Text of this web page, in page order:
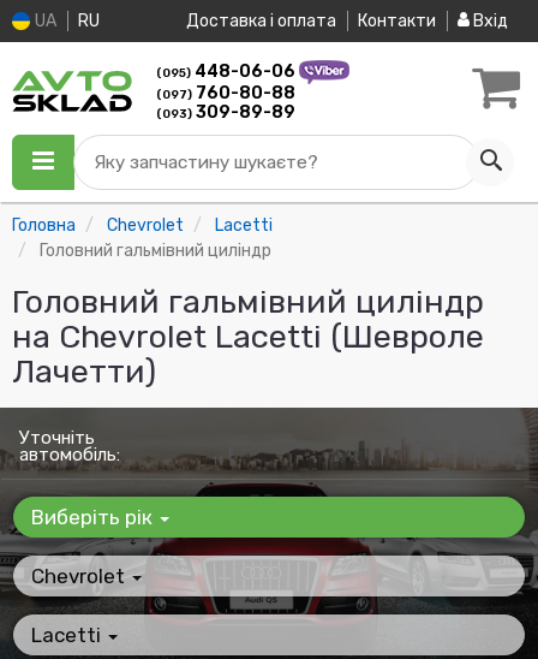
UA RU Доставка і оплата Контакти Вхід
(095) 448-06-06
(097) 760-80-88
(093) 309-89-89
Яку запчастину шукаєте?
Головна Chevrolet
Lacetti
Головний гальмівний циліндр
Головний гальмівний циліндр
на Chevrolet Lacetti (Шевроле
Лачетти)
Уточніть
автомобіль:
Виберіть рік
Chevrolet
Lacetti